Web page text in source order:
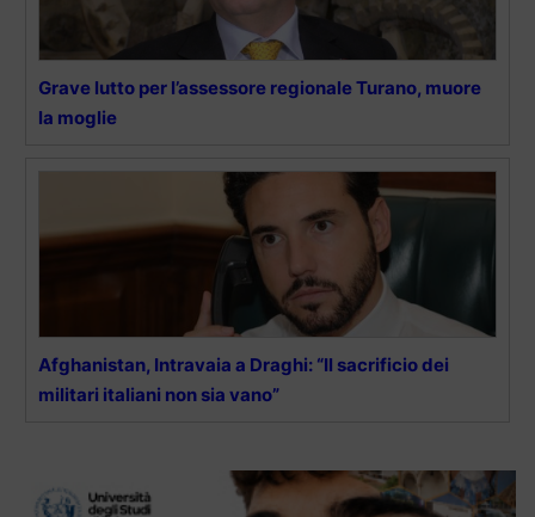
Grave lutto per l’assessore regionale Turano, muore
la moglie
Afghanistan, Intravaia a Draghi: “Il sacrificio dei
militari italiani non sia vano”